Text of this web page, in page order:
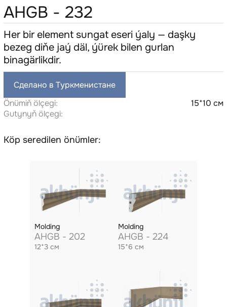
AHGB - 232
Her bir element sungat eseri ýaly — daşky
bezeg diňe jaý däl, ýürek bilen gurlan
binagärlikdir.
Сделано в Туркменистане
Önümiň ölçegi:
15*10 см
Gutynyň ölçegi:
Köp seredilen önümler:
Molding
AHGB - 202
12*3 см
Molding
AHGB - 224
15*6 см